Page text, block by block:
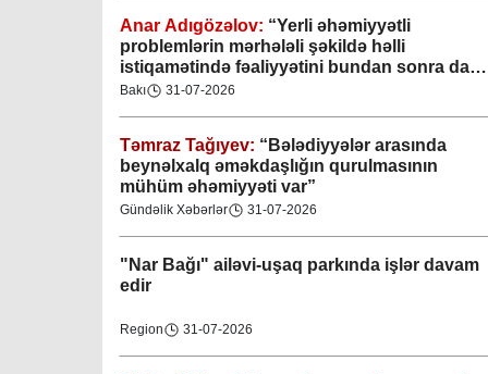
Anar Adıgözəlov: “Yerli əhəmiyyətli
problemlərin mərhələli şəkildə həlli
istiqamətində fəaliyyətini bundan sonra da
davam etdirəcəkdir
Bakı 31-07-2026
Təmraz Tağıyev: “Bələdiyyələr arasında
beynəlxalq əməkdaşlığın qurulmasının
mühüm əhəmiyyəti var”
Gündəlik Xəbərlər 31-07-2026
"Nar Bağı" ailəvi-uşaq parkında işlər davam
edir
Region 31-07-2026